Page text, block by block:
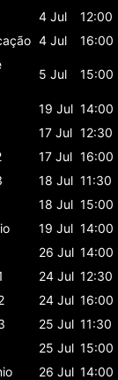
4 Jul
12:00
4 Jul
16:00
5 Jul 15:00
19 Jul 14:00
17 Jul 12:30
17 Jul 16:00
18 Jul 11:30
18 Jul 15:00
19 Jul 14:00
26 Jul 14:00
24 Jul 12:30
24 Jul 16:00
25 Jul 11:30
25 Jul 15:00
26 Jul 14:00